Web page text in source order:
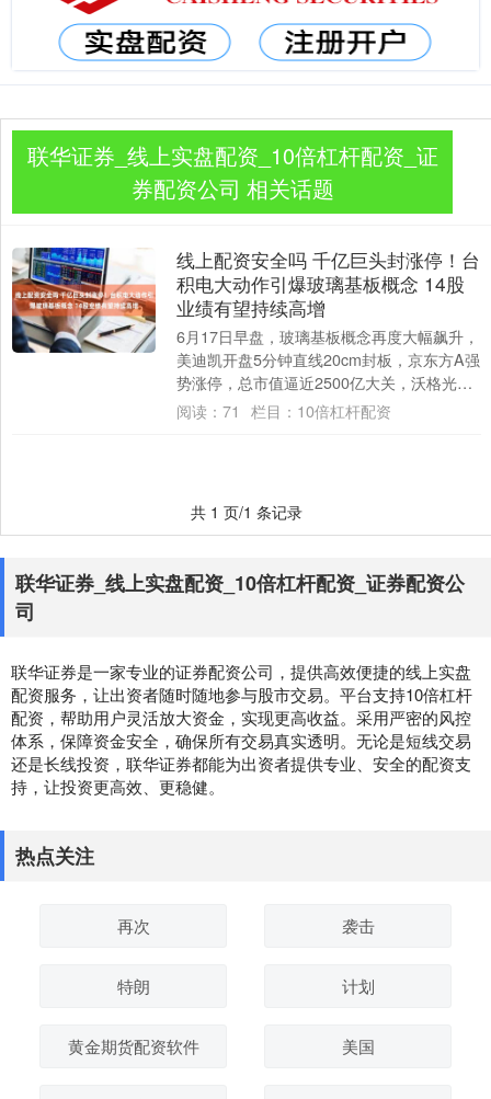
联华证券_线上实盘配资_10倍杠杆配资_证
券配资公司 相关话题
线上配资安全吗 千亿巨头封涨停！台
积电大动作引爆玻璃基板概念 14股
业绩有望持续高增
6月17日早盘，玻璃基板概念再度大幅飙升，
美迪凯开盘5分钟直线20cm封板，京东方A强
势涨停，总市值逼近2500亿大关，沃格光
电、彩虹股份、凯盛科技亦封涨停线上....
阅读： 71 栏目： 10倍杠杆配资
共 1 页/1 条记录
联华证券_线上实盘配资_10倍杠杆配资_证券配资公
司
联华证券是一家专业的证券配资公司，提供高效便捷的线上实盘
配资服务，让出资者随时随地参与股市交易。平台支持10倍杠杆
配资，帮助用户灵活放大资金，实现更高收益。采用严密的风控
体系，保障资金安全，确保所有交易真实透明。无论是短线交易
还是长线投资，联华证券都能为出资者提供专业、安全的配资支
持，让投资更高效、更稳健。
热点关注
再次 袭击
特朗 计划
黄金期货配资软件 美国